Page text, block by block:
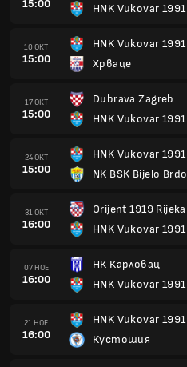
15:00
HNK Vukovar 1991
10 ОКТ
15:00
HNK Vukovar 1991
Хрваце
17 ОКТ
15:00
Dubrava Zagreb
HNK Vukovar 1991
24 ОКТ
15:00
HNK Vukovar 1991
NK BSK Bijelo Brdo
31 ОКТ
16:00
Orijent 1919 Rijeka
HNK Vukovar 1991
07 НОЕ
16:00
НК Карловац
HNK Vukovar 1991
21 НОЕ
16:00
HNK Vukovar 1991
Кустошия